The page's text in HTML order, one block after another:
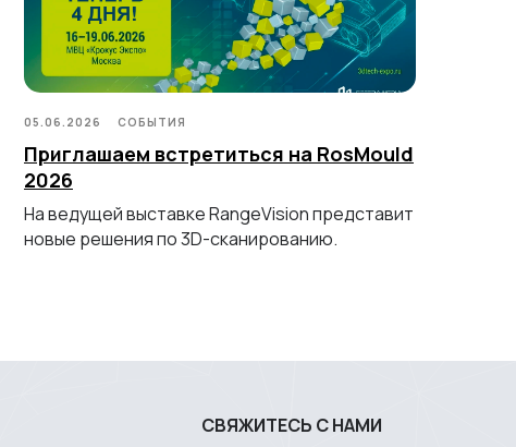
05.06.2026 СОБЫТИЯ
Приглашаем встретиться на RosMould
2026
На ведущей выставке RangeVision представит
новые решения по 3D-сканированию.
СВЯЖИТЕСЬ С НАМИ